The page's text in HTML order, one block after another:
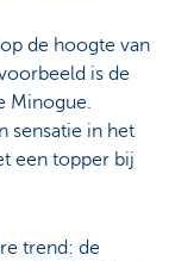
de hoogte van
is de
Minogue.
sensatie in het
een topper bij
trend: de